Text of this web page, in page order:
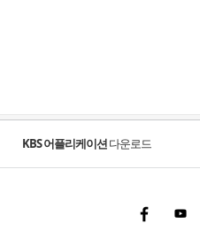
KBS 어플리케이션다운로드
Facebook